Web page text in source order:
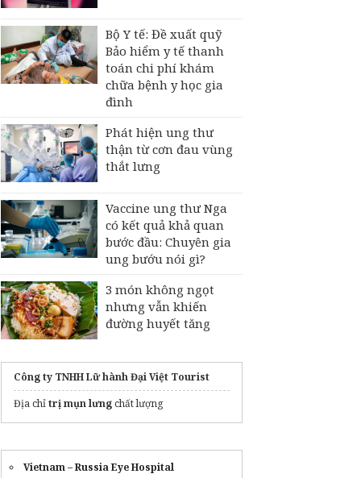
Bộ Y tế: Đề xuất quỹ
Bảo hiểm y tế thanh
toán chi phí khám
chữa bệnh y học gia
đình
Phát hiện ung thư
thận từ cơn đau vùng
thắt lưng
Vaccine ung thư Nga
có kết quả khả quan
bước đầu: Chuyên gia
ung bướu nói gì?
3 món không ngọt
nhưng vẫn khiến
đường huyết tăng
Công ty TNHH Lữ hành Đại Việt Tourist
Địa chỉtrị mụn lưngchất lượng
Vietnam – Russia Eye Hospital